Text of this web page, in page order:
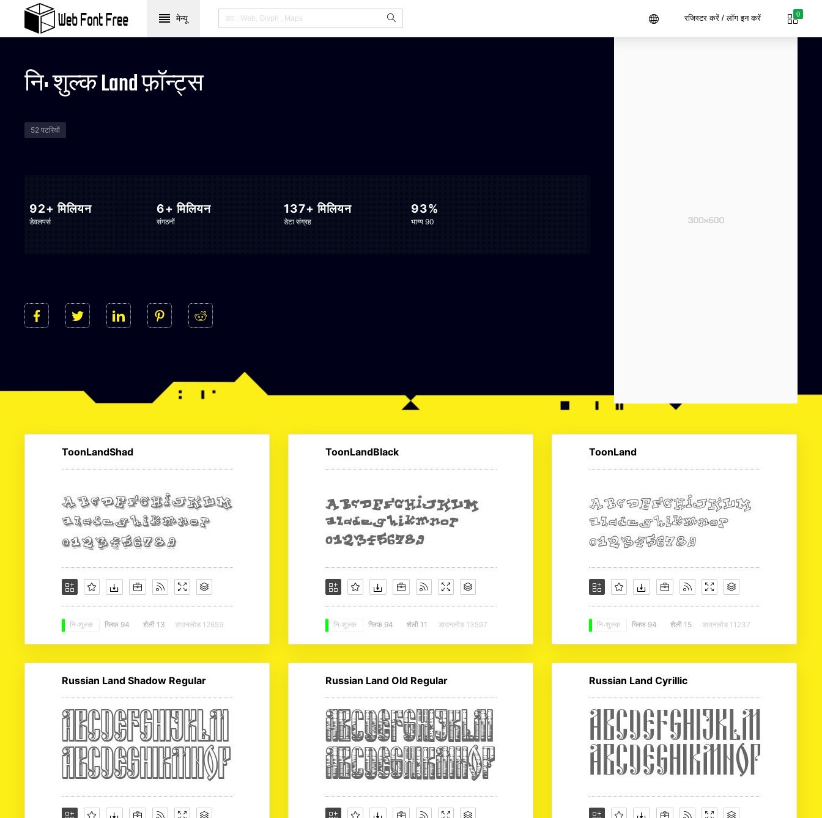
मेन्यू 0
रजिस्टर करें / लॉग इन करें
नि: शुल्क Land फ़ॉन्ट्स
52 पटरियों
92+ मिलियन
डेवलपर्स
6+ मिलियन
संगठनों
137+ मिलियन
डेटा संग्रह
93%
भाग्य 90
ToonLandShad
नि: शुल्क ग्लिफ़ 94 शैली 13 डाउनलोड 12659
ToonLandBlack
नि: शुल्क ग्लिफ़ 94 शैली 11 डाउनलोड 13597
ToonLand
नि: शुल्क ग्लिफ़ 94 शैली 15 डाउनलोड 11237
Russian Land Shadow Regular Russian Land Old Regular Russian Land Cyrillic